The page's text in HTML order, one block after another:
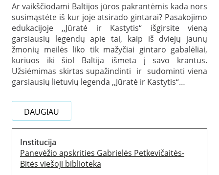
Ar vaikščiodami Baltijos jūros pakrantėmis kada nors
susimąstėte iš kur joje atsirado gintarai? Pasakojimo
edukacijoje ,,Jūratė ir Kastytis“ išgirsite vieną
garsiausių legendų apie tai, kaip iš dviejų jaunų
žmonių meilės liko tik mažyčiai gintaro gabalėliai,
kuriuos iki šiol Baltija išmeta į savo krantus.
Užsiėmimas skirtas supažindinti ir sudominti viena
garsiausių lietuvių legenda ,,Jūratė ir Kastytis“…
DAUGIAU
Institucija
Panevėžio apskrities Gabrielės Petkevičaitės-
Bitės viešoji biblioteka